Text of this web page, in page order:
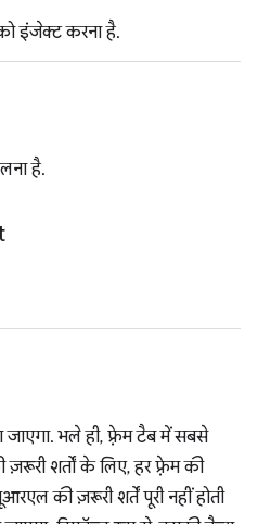
इंजेक्ट करना है.
है.
जाएगा. भले ही, फ़्रेम टैब में सबसे
शर्तों के लिए, हर फ़्रेम की
की ज़रूरी शर्तें पूरी नहीं होती